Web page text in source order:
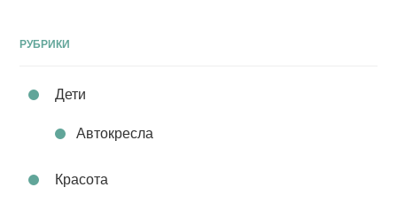
РУБРИКИ
Дети
Автокресла
Красота